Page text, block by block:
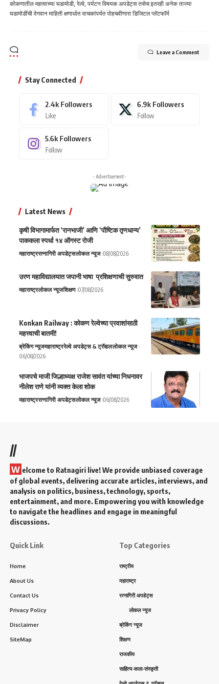
कोकणातील महत्वाच्या घडामोडी, रेल्वे, पर्यटन विषयक अपडेट्स तसेच इतरही अनेक ताज्या
घडामोडींची वेगवान माहिती क्षणार्धात वाचकांपर्यत पोहचवीणारा डिजिटल प्लॅटफॉर्म
Leave a Comment
Stay Connected
2.4k Followers
Like
6.9k Followers
Follow
5.6k Followers
Follow
- Advertisement -
Latest News
कृषी विभागामार्फत ‘रानभाजी’ आणि ‘पौष्टिक तृणधान्य’
पाककला स्पर्धा १४ ऑगस्ट रोजी
महाराष्ट्ररत्नागिरी अपडेट्सलोकल न्यूज 08/08/2026
उरण महाविद्यालयात जपानी भाषा प्रशिक्षणाची सुरुवात
महाराष्ट्रलोकल न्यूजशिक्षण 07/08/2026
Konkan Railway : कोकण रेल्वेच्या प्रवाशांसाठी
महत्त्वाची बातमी!
ब्रेकिंग न्यूजमहाराष्ट्ररेल्वे अपडेट्स & ट्रॅव्हललोकल न्यूज
06/08/2026
भाजपचे माजी जिल्हाध्यक्ष राजेश सावंत यांच्या निधनावर
नीलेश राणे यांनी व्यक्त केला शोक
महाराष्ट्ररत्नागिरी अपडेट्सलोकल न्यूज 06/08/2026
//
W elcome to Ratnagiri live! We provide unbiased coverage
of global events, delivering accurate articles, interviews, and
analysis on politics, business, technology, sports,
entertainment, and more. Empowering you with knowledge
to navigate the headlines and engage in meaningful
discussions.
Quick Link
Home
About Us
Contact Us
Privacy Policy
Disclaimer
SiteMap
Top Categories
राष्ट्रीय
महाराष्ट्र
रत्नागिरी अपडेट्स
लोकल न्यूज
ब्रेकिंग न्यूज
शिक्षण
राजकीय
साहित्य-कला-संस्कृती